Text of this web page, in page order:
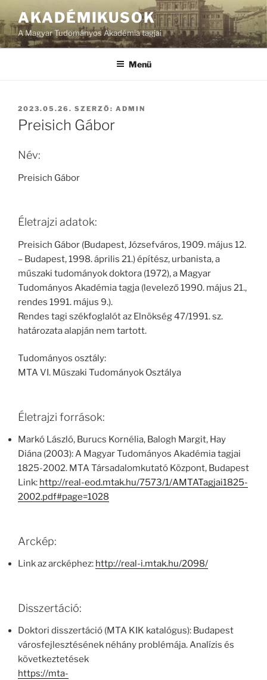
AKADÉMIKUSOK
A Magyar Tudományos Akadémia tagjai
Menü
BEKÜLDVE:
2023.05.26. SZERZŐ: ADMIN
Preisich Gábor
Név:
Preisich Gábor
Életrajzi adatok:
Preisich Gábor (Budapest, Józsefváros, 1909. május 12.
– Budapest, 1998. április 21.) építész, urbanista, a
műszaki tudományok doktora (1972), a Magyar
Tudományos Akadémia tagja (levelező 1990. május 21.,
rendes 1991. május 9.).
Rendes tagi székfoglalót az Elnökség 47/1991. sz.
határozata alapján nem tartott.
Tudományos osztály:
MTA VI. Műszaki Tudományok Osztálya
Életrajzi források:
Markó László, Burucs Kornélia, Balogh Margit, Hay
Diána (2003): A Magyar Tudományos Akadémia tagjai
1825-2002. MTA Társadalomkutató Központ, Budapest
Link: http://real-eod.mtak.hu/7573/1/AMTATagjai1825-
2002.pdf#page=1028
Arckép:
Link az arcképhez: http://real-i.mtak.hu/2098/
Disszertáció:
Doktori disszertáció (MTA KIK katalógus): Budapest
városfejlesztésének néhány problémája. Analízis és
következtetések
https://mta-